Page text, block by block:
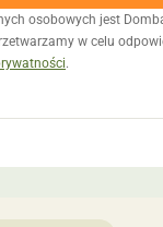
osobowych jest
w celu
.